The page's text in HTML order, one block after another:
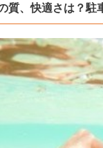
質、快適さは？駐